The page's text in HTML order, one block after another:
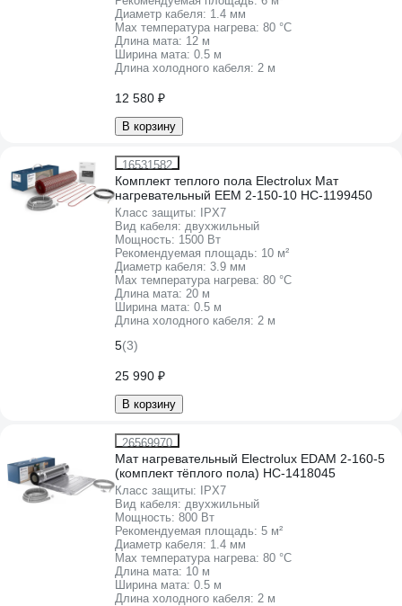
Диаметр кабеля: 1.4 мм
Max температура нагрева: 80 °С
Длина мата: 12 м
Ширина мата: 0.5 м
Длина холодного кабеля: 2 м
12 580 ₽
В корзину
16531582
Комплект теплого пола Electrolux Мат
нагревательный EEM 2-150-10 НС-1199450
Класс защиты:
IPХ7
Вид кабеля: двухжильный
Мощность: 1500 Вт
Рекомендуемая площадь: 10 м²
Диаметр кабеля: 3.9 мм
Max температура нагрева: 80 °С
Длина мата: 20 м
Ширина мата: 0.5 м
Длина холодного кабеля: 2 м
5(3)
25 990 ₽
В корзину
26569970
Мат нагревательный Electrolux EDAM 2-160-5
(комплект тёплого пола) НС-1418045
Класс защиты:
IPХ7
Вид кабеля: двухжильный
Мощность: 800 Вт
Рекомендуемая площадь: 5 м²
Диаметр кабеля: 1.4 мм
Max температура нагрева: 80 °С
Длина мата: 10 м
Ширина мата: 0.5 м
Длина холодного кабеля: 2 м